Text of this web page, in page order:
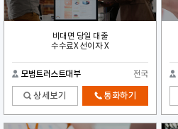
비대면 당일 대출
수수료X 선이자 X
모범트러스트대부 전국
상세보기 통화하기